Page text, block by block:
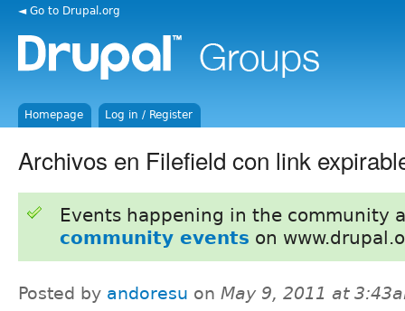
◄ Go to Drupal.org
Homepage Log in / Register
Archivos en Filefield con link
Events happening in the community
community events on
Posted by andoresu on May 9, 2011 at